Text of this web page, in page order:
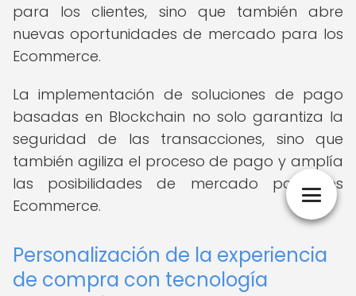
para los clientes, sino que también abre
nuevas oportunidades de mercado para los
Ecommerce.
La implementación de soluciones de pago
basadas en Blockchain no solo garantiza la
seguridad de las transacciones, sino que
también agiliza el proceso de pago y amplía
las posibilidades de mercado para los
Ecommerce.
Personalización de la experiencia
de compra con tecnología